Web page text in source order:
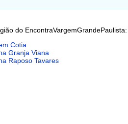
do
Cotia
Granja Viana
Raposo Tavares